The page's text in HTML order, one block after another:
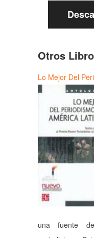
Otros
Lo Mejor Del
una fuente